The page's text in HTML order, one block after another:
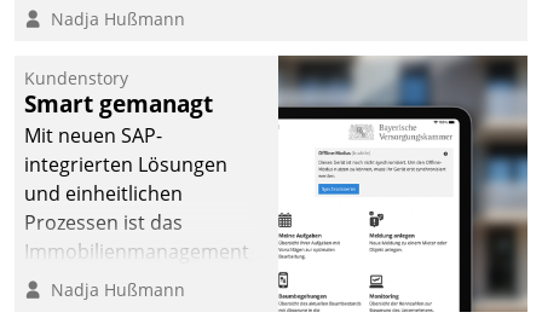
Kunde und smart der Serviceanbieter.
Nadja Hußmann
Kundenstory
Smart gemanagt
Mit neuen SAP-
integrierten Lösungen
und einheitlichen
Prozessen ist das
Immobilienmanagement
der Bayerischen
Nadja Hußmann